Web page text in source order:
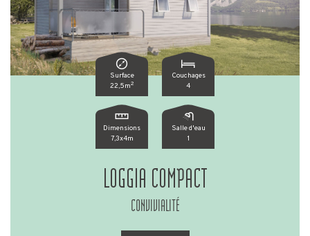
Surface
22,5m2
Couchages
4
Dimensions
7,3x4m
Salle d'eau
1
LOGGIA COMPACT
CONVIVIALITÉ